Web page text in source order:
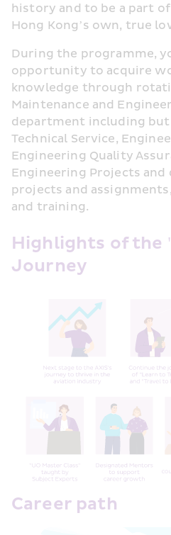
history and to be a part
Hong Kong’s own, true
During the programme,
opportunity to acquire
knowledge through
Maintenance and
department including
Technical Service,
Engineering Quality
Engineering Projects
projects and
and training.
Highlights of the
Journey
Career path